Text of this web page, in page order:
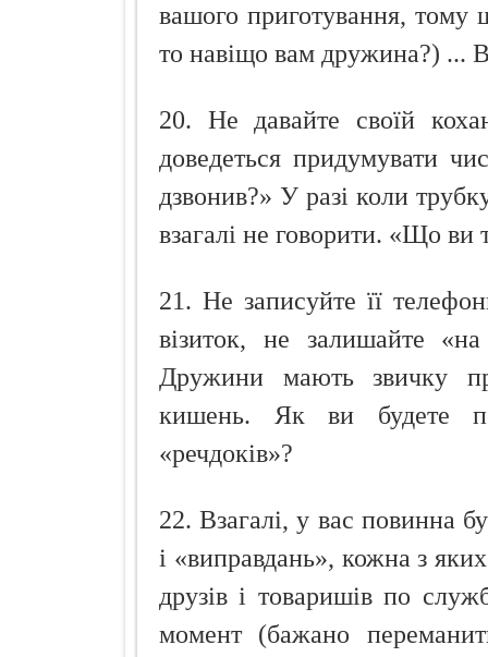
вашого приготування,
то навіщо вам дружина?) ...
20. Не давайте своїй
доведеться придумувати
дзвонив?» У разі коли
взагалі не говорити. «Що
21. Не записуйте її
візиток, не залишайте
Дружини мають звичку
кишень. Як ви будете
«речдоків»?
22. Взагалі, у вас повинна
і «виправдань», кожна з
друзів і товаришів по
момент (бажано